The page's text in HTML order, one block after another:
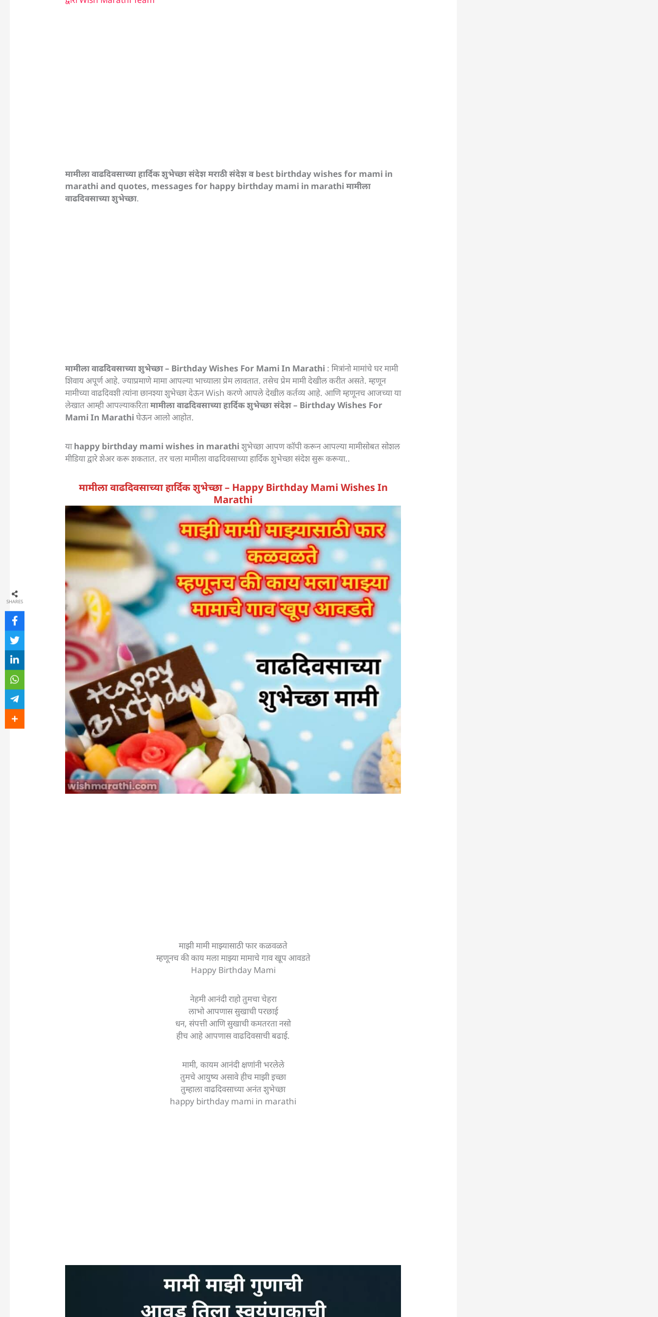
मामीला वाढदिवसाच्या हार्दिक शुभेच्छा संदेश मराठी संदेश व best birthday wishes for mami in
marathi and quotes, messages for happy birthday mami in marathi मामीला
वाढदिवसाच्या शुभेच्छा.
मामीला वाढदिवसाच्या शुभेच्छा – Birthday Wishes For Mami In Marathi : मित्रांनो मामांचे घर मामी
शिवाय अपूर्ण आहे. ज्याप्रमाणे मामा आपल्या भाच्याला प्रेम लावतात. तसेच प्रेम मामी देखील करीत असते. म्हणून
मामीच्या वाढदिवशी त्यांना छानश्या शुभेच्छा देऊन Wish करणे आपले देखील कर्तव्य आहे. आणि म्हणूनच आजच्या या
लेखात आम्ही आपल्याकरितामामीला वाढदिवसाच्या हार्दिक शुभेच्छा संदेश – Birthday Wishes For
Mami In Marathi घेऊन आलो आहोत.
याhappy birthday mami wishes in marathi शुभेच्छा आपण कॉपी करून आपल्या मामीसोबत सोशल
मीडिया द्वारे शेअर करू शकतात. तर चला मामीला वाढदिवसाच्या हार्दिक शुभेच्छा संदेश सुरू करूया..
मामीला वाढदिवसाच्या हार्दिक शुभेच्छा – Happy Birthday Mami Wishes In
Marathi
माझी मामी माझ्यासाठी फार कळवळते
म्हणूनच की काय मला माझ्या मामाचे गाव खूप आवडते
Happy Birthday Mami
नेहमी आनंदी राहो तुमचा चेहरा
लाभो आपणास सुखाची परछाई
धन, संपत्ती आणि सुखाची कमतरता नसो
हीच आहे आपणास वाढदिवसाची बढाई.
मामी, कायम आनंदी क्षणांनी भरलेले
तुमचे आयुष्य असावे हीच माझी इच्छा
तुम्हाला वाढदिवसाच्या अनंत शुभेच्छा
happy birthday mami in marathi
SHARES